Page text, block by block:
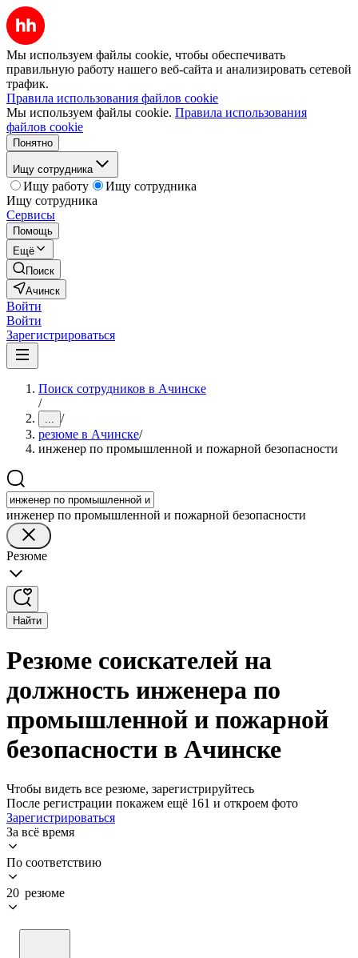
Мы используем файлы cookie, чтобы обеспечивать
правильную работу нашего веб-сайта и анализировать сетевой
трафик.
Правила использования файлов cookie
Мы используем файлы cookie. Правила использования
файлов cookie
Понятно
Ищу сотрудника
Ищу работу
Ищу сотрудника
Ищу сотрудника
Сервисы
Помощь
Ещё
Поиск
Ачинск
Войти
Войти
Зарегистрироваться
Поиск сотрудников в Ачинске
/
... /
резюме в Ачинске/
инженер по промышленной и пожарной безопасности
инженер по промышленной и пожарной безопасности
Резюме
Найти
Резюме соискателей на
должность инженера по
промышленной и пожарной
безопасности в Ачинске
Чтобы видеть все резюме, зарегистрируйтесь
После регистрации покажем ещё 161 и откроем фото
Зарегистрироваться
За всё время
По соответствию
20 резюме